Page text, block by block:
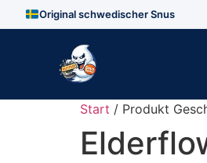
Original schwedischer Snus
Start / Produkt